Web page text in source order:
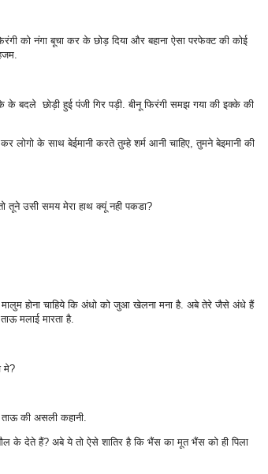
को नंगा बूचा कर के छोड़ दिया और बहाना ऐसा परफेक्ट की कोई
छोड़ी हुई पंजी गिर पड़ी. बीनू फिरंगी समझ गया की इक्के की
लोगो के साथ बेईमानी करते तुम्हे शर्म आनी चाहिए, तुमने बेइमानी की
तूने उसी समय मेरा हाथ क्यूं नही पकडा?
होना चाहिये कि अंधो को जुआ खेलना मना है. अबे तेरे जैसे अंधे हैं
मलाई मारता है.
मे?
की असली कहानी.
के देते हैं? अबे ये तो ऐसे शातिर है कि भैंस का मूत भैंस को ही पिला